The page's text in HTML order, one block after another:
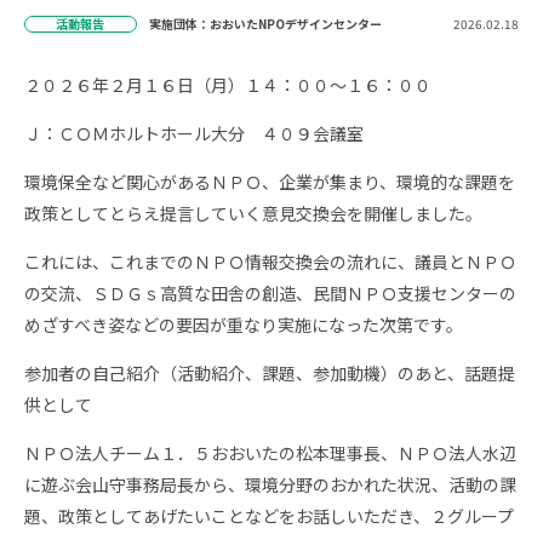
活動報告 実施団体：おおいたNPOデザインセンター 2026.02.18
２０２６年２月１６日（月）１４：００～１６：００
Ｊ：ＣＯＭホルトホール大分 ４０９会議室
環境保全など関心があるＮＰＯ、企業が集まり、環境的な課題を
政策としてとらえ提言していく意見交換会を開催しました。
これには、これまでのＮＰＯ情報交換会の流れに、議員とＮＰＯ
の交流、ＳＤＧｓ高質な田舎の創造、民間ＮＰＯ支援センターの
めざすべき姿などの要因が重なり実施になった次第です。
参加者の自己紹介（活動紹介、課題、参加動機）のあと、話題提
供として
ＮＰＯ法人チーム１．５おおいたの松本理事長、ＮＰＯ法人水辺
に遊ぶ会山守事務局長から、環境分野のおかれた状況、活動の課
題、政策としてあげたいことなどをお話しいただき、２グループ